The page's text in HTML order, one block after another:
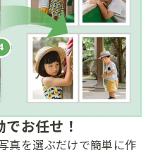
お任せ！
真を​選ぶだけで​簡単に​作